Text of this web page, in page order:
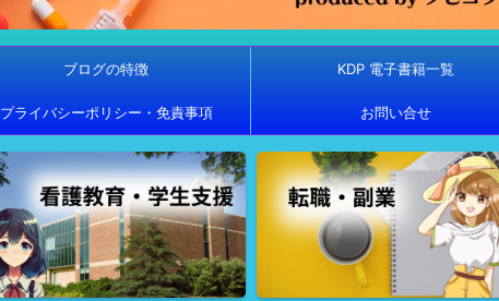
ブログの特徴 KDP 電子書籍一覧
プライバシーポリシー・免責事項 お問い合せ